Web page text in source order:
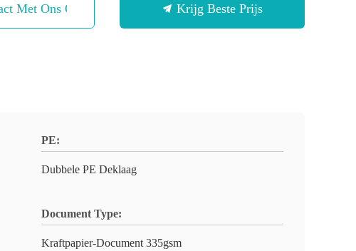
Met Ons Op Krijg Beste Prijs
PE:
Dubbele PE Deklaag
Document Type:
Kraftpapier-Document 335gsm